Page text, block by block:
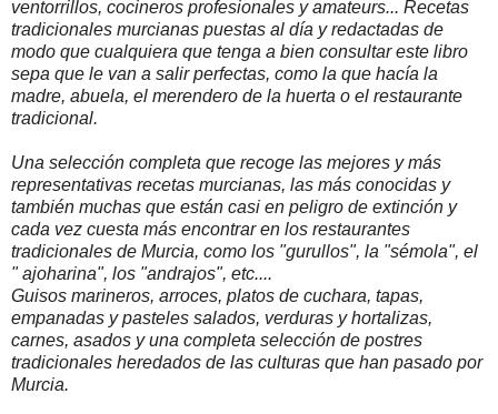
ventorrillos, cocineros profesionales y amateurs... Recetas
tradicionales murcianas puestas al día y redactadas de
modo que cualquiera que tenga a bien consultar este libro
sepa que le van a salir perfectas, como la que hacía la
madre, abuela, el merendero de la huerta o el restaurante
tradicional.
Una selección completa que recoge las mejores y más
representativas recetas murcianas, las más conocidas y
también muchas que están casi en peligro de extinción y
cada vez cuesta más encontrar en los restaurantes
tradicionales de Murcia, como los "gurullos", la "sémola", el
" ajoharina", los "andrajos", etc....
Guisos marineros, arroces, platos de cuchara, tapas,
empanadas y pasteles salados, verduras y hortalizas,
carnes, asados y una completa selección de postres
tradicionales heredados de las culturas que han pasado por
Murcia.